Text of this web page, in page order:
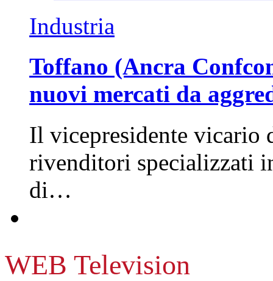
Industria
Toffano (Ancra
nuovi mercati da
Il vicepresidente vicario
rivenditori specializzati
di…
WEB Television